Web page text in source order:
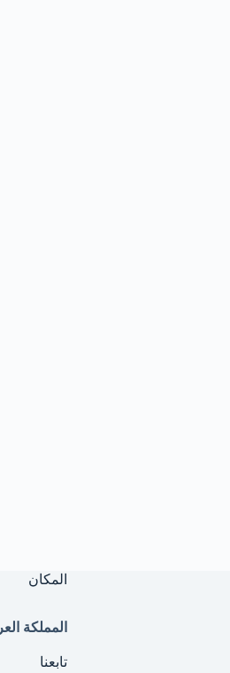
المكان
المملكة
تابعنا